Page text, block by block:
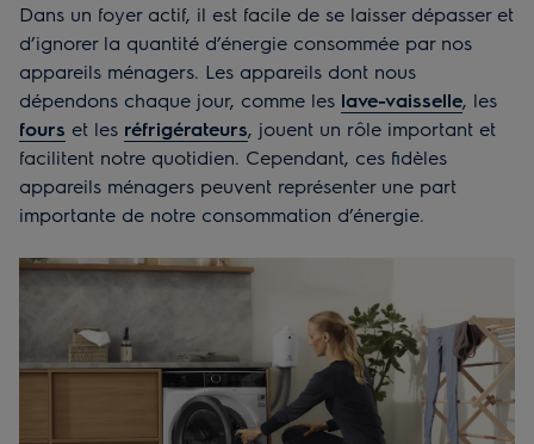
Dans un foyer actif, il est facile de se laisser dépasser et
d’ignorer la quantité d’énergie consommée par nos
appareils ménagers. Les appareils dont nous
dépendons chaque jour, comme les lave-vaisselle, les
fours et les réfrigérateurs, jouent un rôle important et
facilitent notre quotidien. Cependant, ces fidèles
appareils ménagers peuvent représenter une part
importante de notre consommation d’énergie.